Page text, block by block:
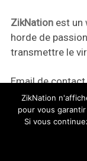
ZikNationest un
horde de
transmettre le
Email de
ZikNation
pour vous
Si vous